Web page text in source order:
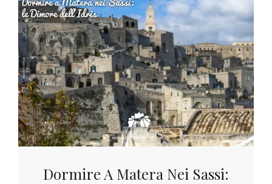
Dormire A Matera Nei Sassi: